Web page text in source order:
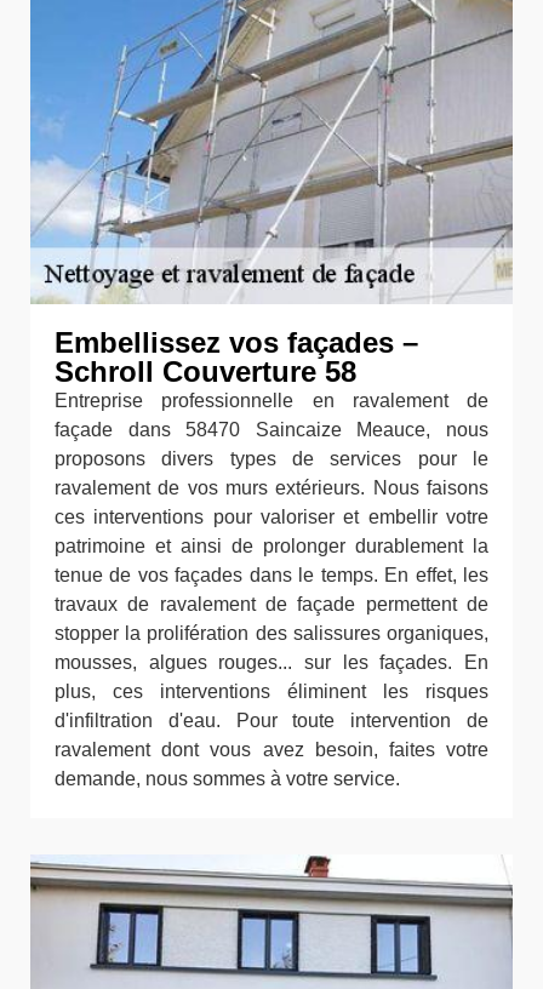
Embellissez vos façades –
Schroll Couverture 58
Entreprise professionnelle en ravalement de
façade dans 58470 Saincaize Meauce, nous
proposons divers types de services pour le
ravalement de vos murs extérieurs. Nous faisons
ces interventions pour valoriser et embellir votre
patrimoine et ainsi de prolonger durablement la
tenue de vos façades dans le temps. En effet, les
travaux de ravalement de façade permettent de
stopper la prolifération des salissures organiques,
mousses, algues rouges... sur les façades. En
plus, ces interventions éliminent les risques
d'infiltration d'eau. Pour toute intervention de
ravalement dont vous avez besoin, faites votre
demande, nous sommes à votre service.